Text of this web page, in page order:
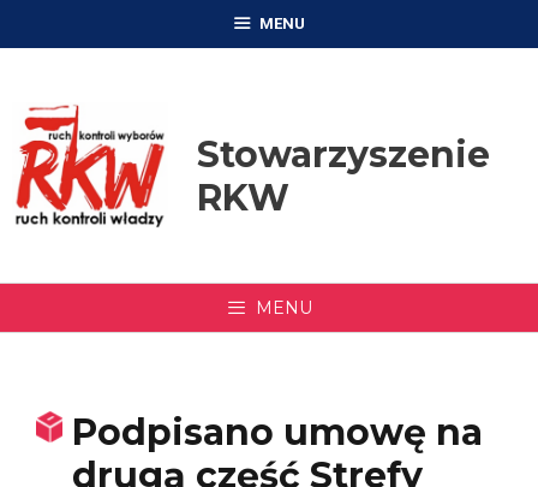
MENU
Stowarzyszenie
RKW
MENU
Podpisano umowę na
drugą część Strefy